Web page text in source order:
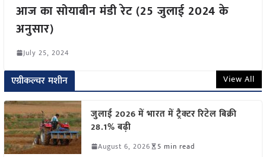
आज का सोयाबीन मंडी रेट (25 जुलाई 2024 के
अनुसार)
July 25, 2024
एग्रीकल्चर मशीन View All
जुलाई 2026 में भारत में ट्रैक्टर रिटेल बिक्री
28.1% बढ़ी
August 6, 2026 5 min read